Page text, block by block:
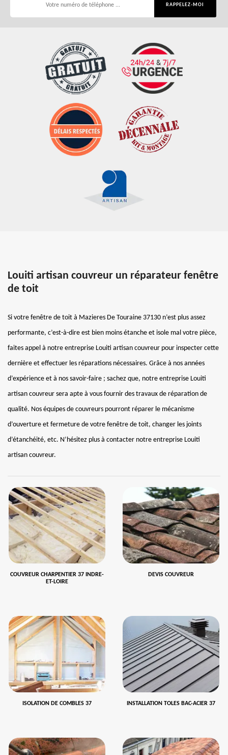
Louiti artisan couvreur un réparateur fenêtre
de toit
Si votre fenêtre de toit à Mazieres De Touraine 37130 n’est plus assez
performante, c’est-à-dire est bien moins étanche et isole mal votre pièce,
faites appel à notre entreprise Louiti artisan couvreur pour inspecter cette
dernière et effectuer les réparations nécessaires. Grâce à nos années
d’expérience et à nos savoir-faire ; sachez que, notre entreprise Louiti
artisan couvreur sera apte à vous fournir des travaux de réparation de
qualité. Nos équipes de couvreurs pourront réparer le mécanisme
d’ouverture et fermeture de votre fenêtre de toit, changer les joints
d’étanchéité, etc. N’hésitez plus à contacter notre entreprise Louiti
artisan couvreur.
COUVREUR CHARPENTIER 37 INDRE-
ET-LOIRE
DEVIS COUVREUR
ISOLATION DE COMBLES 37 INSTALLATION TOLES BAC-ACIER 37